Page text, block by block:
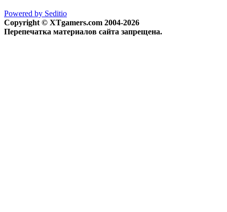
Powered by Seditio
Copyright © XTgamers.com 2004-2026
Перепечатка материалов сайта запрещена.